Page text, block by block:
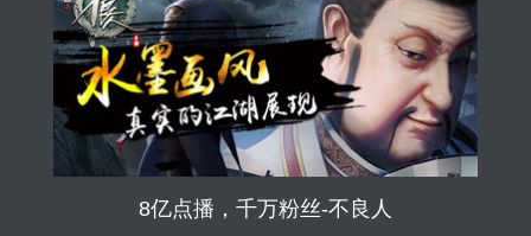
8亿点播，千万粉丝-不良人